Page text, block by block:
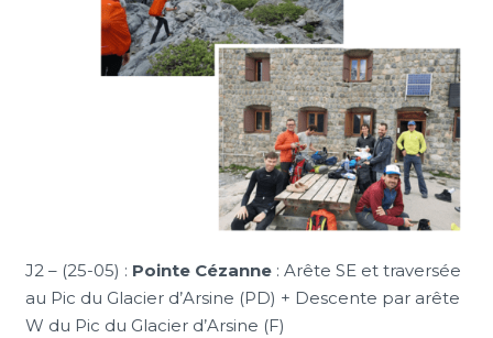
J2 – (25-05) : Pointe Cézanne: Arête SE et traversée
au Pic du Glacier d’Arsine (PD) + Descente par arête
W du Pic du Glacier d’Arsine (F)